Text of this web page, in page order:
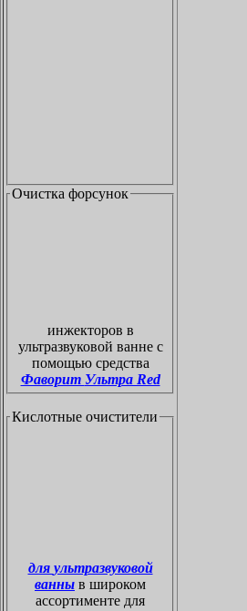
Очистка форсунок
инжекторов в
ультразвуковой ванне с
помощью средства
Фаворит Ультра Red
Кислотные очистители
для ультразвуковой
ванны в широком
ассортименте для